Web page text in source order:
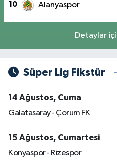
10 Alanyaspor
Detaylar
Süper Lig Fikstür
14 Ağustos, Cuma
Galatasaray - Çorum FK
15 Ağustos, Cumartesi
Konyaspor - Rizespor